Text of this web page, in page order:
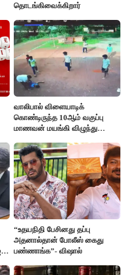
தொடங்கிவைக்கிறார்
வாலிபால் விளையாடிக்
கொண்டிருந்த 10ஆம் வகுப்பு
மாணவன் மயங்கி விழுந்து
“உதயநிதி பேசினது தப்பு
அதனால்தான் போலீஸ் கைது
பண்ணாங்க”- விஷால்